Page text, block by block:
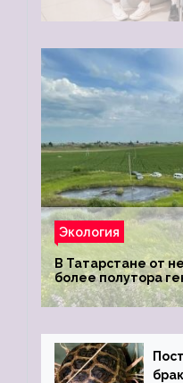
Экология
В Татарстане от
более полутора